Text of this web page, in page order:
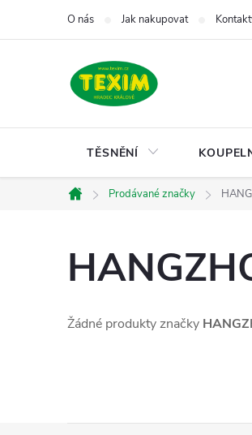
O nás Jak nakupovat
TĚSNĚNÍ
Domů
Prodávané značky
Žádné produkty značky